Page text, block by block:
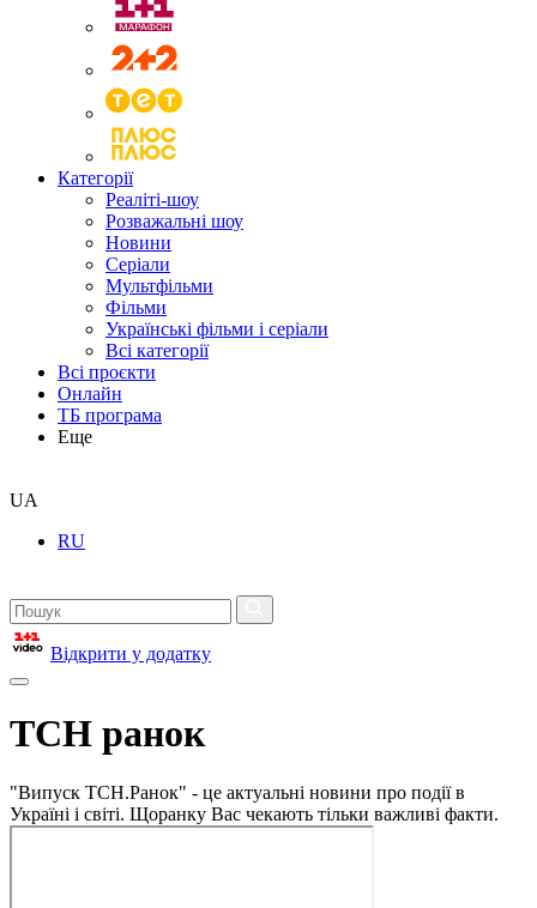
Категорії
Реаліті-шоу
Розважальні шоу
Новини
Серіали
Мультфільми
Фільми
Українські фільми і серіали
Всі категорії
Всі проєкти
Онлайн
ТБ програма
Еще
UA
RU
Відкрити у додатку
ТСН ранок
"Випуск ТСН.Ранок" - це актуальні новини про події в
Україні і світі. Щоранку Вас чекають тільки важливі факти.